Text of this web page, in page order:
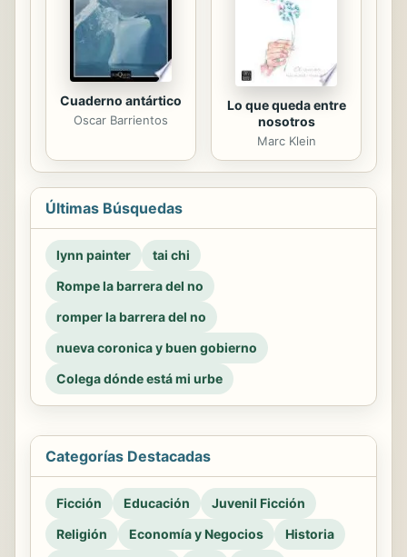
Cuaderno antártico
Oscar Barrientos
Lo que queda entre
nosotros
Marc Klein
Últimas Búsquedas
lynn painter
tai chi
Rompe la barrera del no
romper la barrera del no
nueva coronica y buen gobierno
Colega dónde está mi urbe
Categorías Destacadas
Ficción Educación
Juvenil Ficción
Religión
Economía y Negocios
Historia